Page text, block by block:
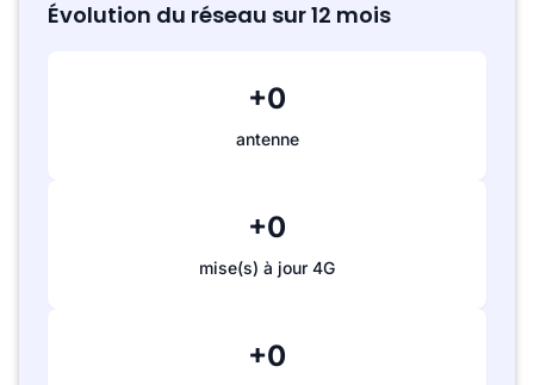
Évolution du réseau sur 12 mois
+0
antenne
+0
mise(s) à jour 4G
+0